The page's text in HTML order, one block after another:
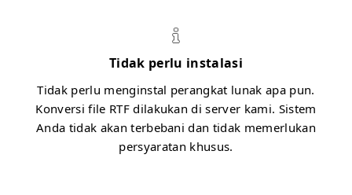
Tidak perlu instalasi
Tidak perlu menginstal perangkat lunak apa pun.
Konversi file RTF dilakukan di server kami. Sistem
Anda tidak akan terbebani dan tidak memerlukan
persyaratan khusus.